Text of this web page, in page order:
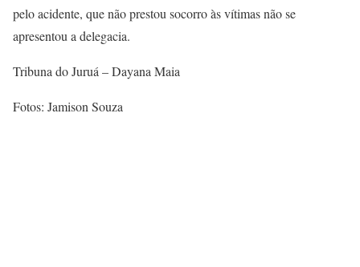
pelo acidente, que não prestou socorro às vítimas não se
apresentou a delegacia.
Tribuna do Juruá – Dayana Maia
Fotos: Jamison Souza